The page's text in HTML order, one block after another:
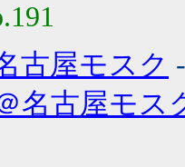
古屋モスク
名古屋モス